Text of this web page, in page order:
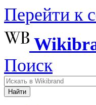
Перейти к
Поиск
Найти